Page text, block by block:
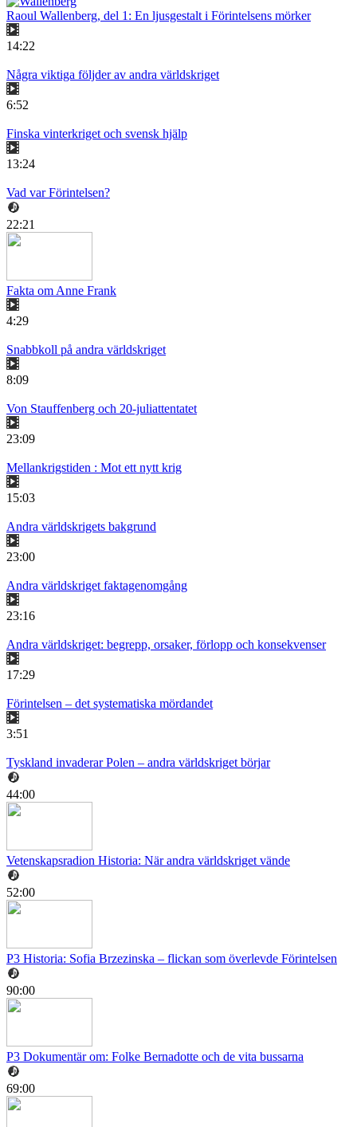
Raoul Wallenberg, del 1: En ljusgestalt i Förintelsens mörker
14:22
Några viktiga följder av andra världskriget
6:52
Finska vinterkriget och svensk hjälp
13:24
Vad var Förintelsen?
22:21
Fakta om Anne Frank
4:29
Snabbkoll på andra världskriget
8:09
Von Stauffenberg och 20-juliattentatet
23:09
Mellankrigstiden : Mot ett nytt krig
15:03
Andra världskrigets bakgrund
23:00
Andra världskriget faktagenomgång
23:16
Andra världskriget: begrepp, orsaker, förlopp och konsekvenser
17:29
Förintelsen – det systematiska mördandet
3:51
Tyskland invaderar Polen – andra världskriget börjar
44:00
Vetenskapsradion Historia: När andra världskriget vände
52:00
P3 Historia: Sofia Brzezinska – flickan som överlevde Förintelsen
90:00
P3 Dokumentär om: Folke Bernadotte och de vita bussarna
69:00